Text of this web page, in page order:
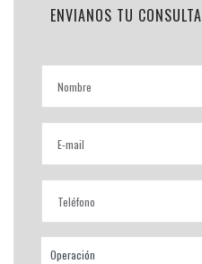
ENVIANOS TU CONSULTA
Operación